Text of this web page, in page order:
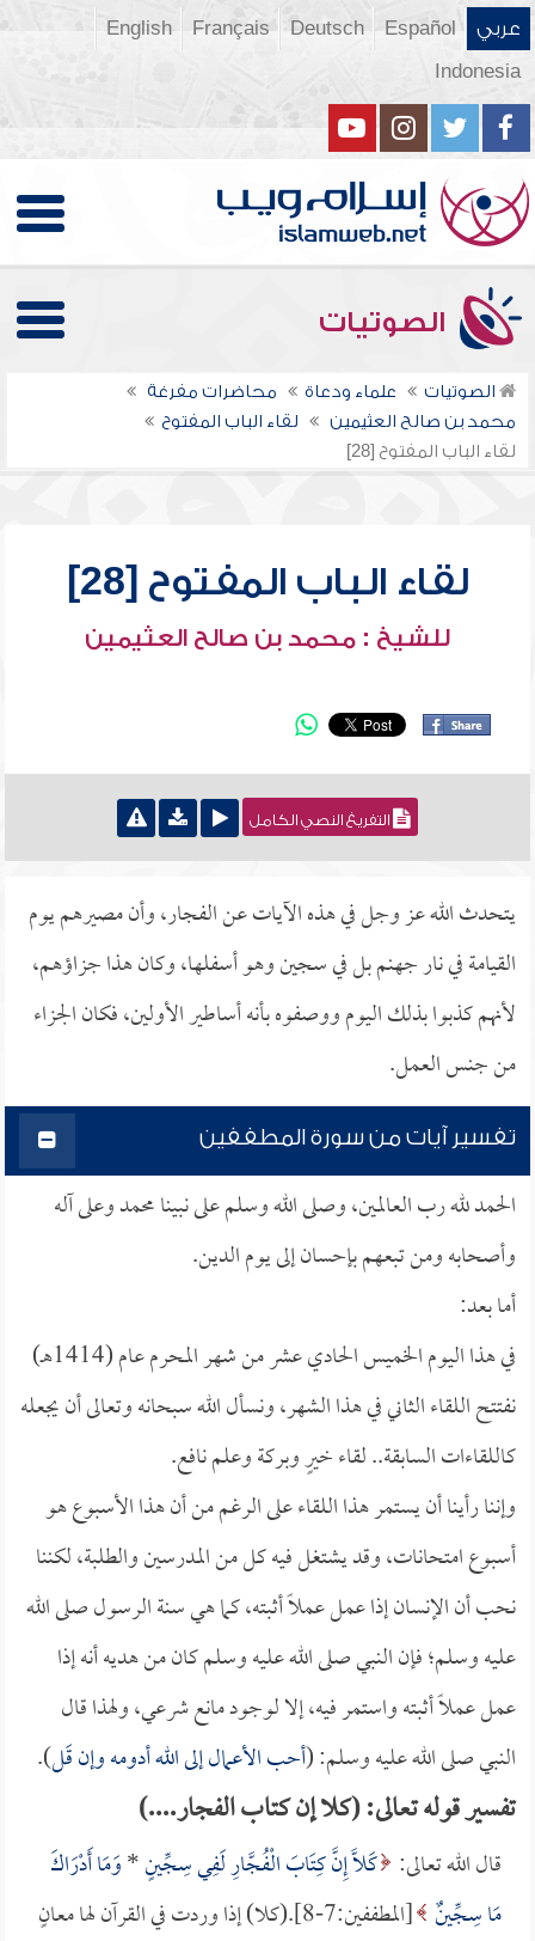
عربي Español
Deutsch
Français
English
Indonesia
الصوتيات
الصوتيات علماء ودعاة
محاضرات مفرغة
محمد بن صالح العثيمين
لقاء الباب المفتوح
لقاء الباب المفتوح [28]
لقاء الباب المفتوح [28]
للشيخ : محمد بن صالح العثيمين
التفريغ النصي الكامل
يتحدث الله عز وجل في هذه الآيات عن الفجار، وأن مصيرهم يوم
القيامة في نار جهنم بل في سجين وهو أسفلها، وكان هذا جزاؤهم،
لأنهم كذبوا بذلك اليوم ووصفوه بأنه أساطير الأولين، فكان الجزاء
من جنس العمل.
تفسير آيات من سورة المطففين
الحمد لله رب العالمين، وصلى الله وسلم على نبينا محمد وعلى آله
وأصحابه ومن تبعهم بإحسان إلى يوم الدين.
أما بعد:
في هذا اليوم الخميس الحادي عشر من شهر المحرم عام (1414هـ)
نفتتح اللقاء الثاني في هذا الشهر، ونسأل الله سبحانه وتعالى أن يجعله
كاللقاءات السابقة.. لقاء خيرٍ وبركة وعلم نافع.
وإننا رأينا أن يستمر هذا اللقاء على الرغم من أن هذا الأسبوع هو
أسبوع امتحانات، وقد يشتغل فيه كل من المدرسين والطلبة، لكننا
نحب أن الإنسان إذا عمل عملاً أثبته، كما هي سنة الرسول صلى الله
عليه وسلم؛ فإن النبي صلى الله عليه وسلم كان من هديه أنه إذا
عمل عملاً أثبته واستمر فيه، إلا لوجود مانع شرعي، ولهذا قال
النبي صلى الله عليه وسلم: (أحب الأعمال إلى الله أدومه وإن قَل).
تفسير قوله تعالى: (كلا إن كتاب الفجار....)
قال الله تعالى: كَلَّا إِنَّ كِتَابَ الْفُجَّارِ لَفِي سِجِّينٍ*وَمَا أَدْرَاكَ
مَا سِجِّينٌ
[المطففين:7-8].(كلا) إذا وردت في القرآن لها معانٍ